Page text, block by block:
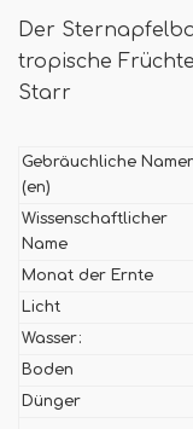
Der
tropische
Starr
Gebräuchliche
(en)
Wissenschaftlicher
Name
Monat der Ernte
Licht
Wasser:
Boden
Dünger